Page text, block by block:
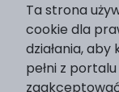
Wydawnictwo
nr 2, 01-815
Strona WWW
e-mail:
Ta strona
cookie dla
działania,
pełni z